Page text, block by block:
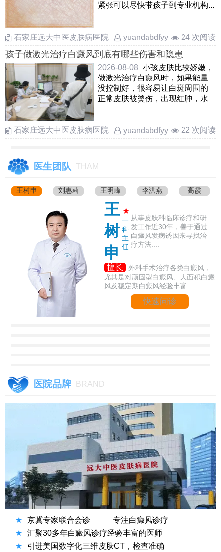
紧张可以尽快带孩子到专业机构
石家庄远大中医皮肤病医院 yuandabdfyy 24 次阅读
孩子做激光治疗白癜风到底有哪些伤害和隐患
2026-08-08 小孩皮肤比较娇嫩，
做激光治疗白癜风时，如果能量
没控制好，很容易让白斑周围的
正常皮肤被烫伤，出现红肿，水
石家庄远大中医皮肤病医院
yuandabdfyy 22 次阅读
医生团队 THAM
王树申 刘惠莉 王明峰 李洪燕 高霞
王
树
申
★
一
科
主
任
从事皮肤科临床诊疗和研
发工作近30年，善于通过
白癜风发病诱因来寻找治
疗方法....
擅长
外科手术治疗各类白癜风，
尤其是对顽固型白癜风、大面积白癜
风及稳定期白癜风经验丰富
快速问诊
医院品牌 BRAND
★ 京冀专家联合会诊
专注白癜风诊疗
★
汇聚30多年白癜风诊疗经验丰富的医师
★
引进美国数字化三维皮肤CT，检查准确